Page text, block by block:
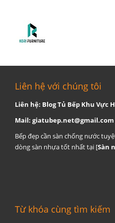
Liên hệ với chúng tôi
Liên hệ: Blog Tủ Bếp Khu Vực
Mail: giatubep.net@gmail.com
Bếp đẹp cần sàn chống nước
dòng sàn nhựa tốt nhất tại [Sàn
Từ khóa cùng tìm kiếm